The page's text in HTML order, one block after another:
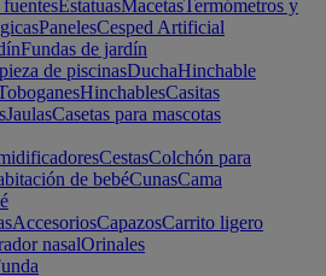
EstatuasMacetasTermómetros y
PanelesCesped Artificial
Fundas de jardín
de piscinasDuchaHinchable
HinchablesCasitas
JaulasCasetas para mascotas
CestasColchón para
de bebéCunasCama
AccesoriosCapazosCarrito ligero
nasalOrinales